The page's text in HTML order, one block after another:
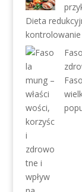
Dieta